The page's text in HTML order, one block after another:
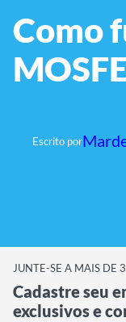
Como
Escrito por
JUNTE-SE A MAIS DE
Cadastre seu
exclusivos e